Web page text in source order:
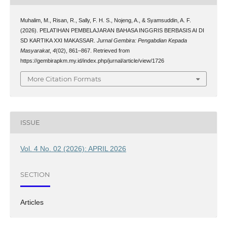
Muhalim, M., Risan, R., Sally, F. H. S., Nojeng, A., & Syamsuddin, A. F.
(2026). PELATIHAN PEMBELAJARAN BAHASA INGGRIS BERBASIS AI DI
SD KARTIKA XXI MAKASSAR. Jurnal Gembira: Pengabdian Kepada
Masyarakat, 4(02), 861–867. Retrieved from
https://gembirapkm.my.id/index.php/jurnal/article/view/1726
More Citation Formats
ISSUE
Vol. 4 No. 02 (2026): APRIL 2026
SECTION
Articles